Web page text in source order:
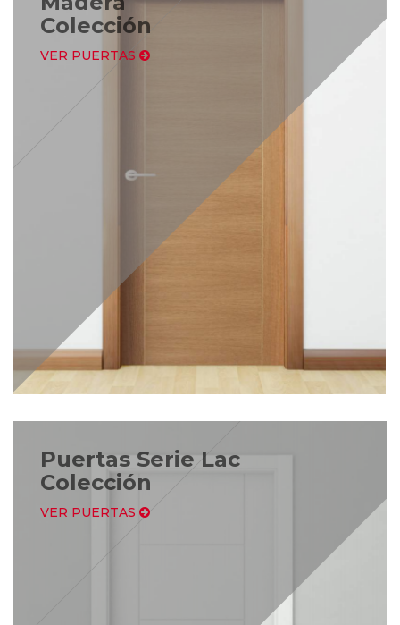
Colección
VER PUERTAS
Puertas Serie Lac
Colección
VER PUERTAS